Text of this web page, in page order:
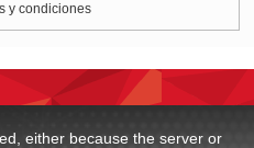
y condiciones
either because the server or